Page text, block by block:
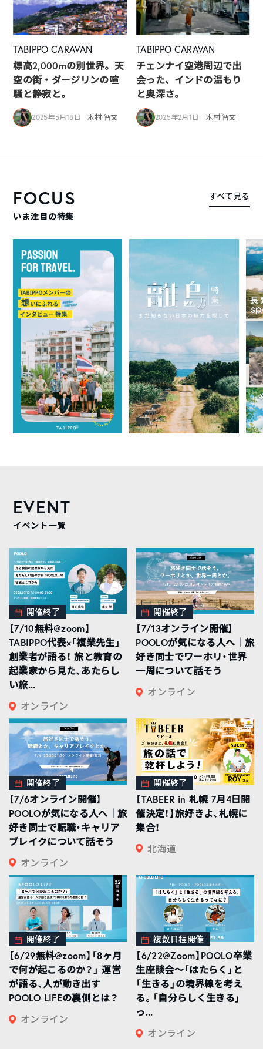
TABIPPO CARAVAN
標高2,000mの別世界。天
空の街・ダージリンの喧
騒と静寂と。
2025年5月18日 木村 智文
TABIPPO CARAVAN
チェンナイ空港周辺で出
会った、インドの温もり
と奥深さ。
2025年2月1日 木村 智文
FOCUS
いま注目の特集
すべて見る
EVENT
イベント一覧
開催終了
【7/10無料@zoom】
TABIPPO代表×「複業先生」
創業者が語る！ 旅と教育の
起業家から見た、あたらし
い旅...
オンライン
開催終了
【7/13オンライン開催】
POOLOが気になる人へ｜旅
好き同士でワーホリ・世界
一周について話そう
オンライン
開催終了
【7/6オンライン開催】
POOLOが気になる人へ｜旅
好き同士で転職・キャリア
ブレイクについて話そう
オンライン
開催終了
【TABEER in 札幌 7月4日開
催決定！】旅好きよ、札幌に
集合！
北海道
開催終了
【6/29無料@zoom】「8ヶ月
で何が起こるのか？」 運営
が語る、人が動き出す
POOLO LIFEの裏側とは？
オンライン
複数日程開催
【6/22@Zoom】POOLO卒業
生座談会〜「はたらく」と
「生きる」の境界線を考え
る。「自分らしく生きる」
っ...
オンライン